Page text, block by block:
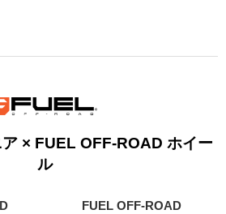
× FUEL OFF-ROAD ホイー
ル
FUEL OFF-ROAD